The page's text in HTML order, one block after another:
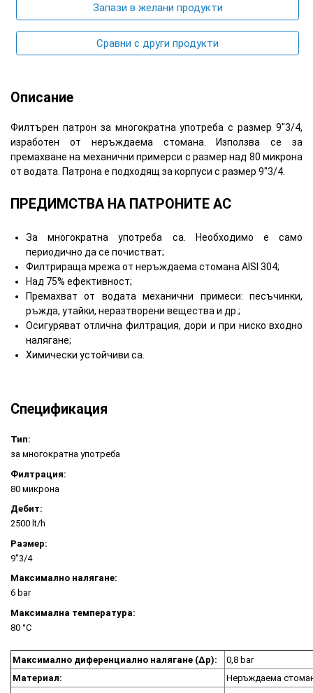
Запази в желани продукти
Сравни с други продукти
Описание
Филтърен патрон за многократна употреба с размер 9"3/4,
изработен от неръждаема стомана. Използва се за
премахване на механични примерси с размер над 80 микрона
от водата. Патрона е подходящ за корпуси с размер 9"3/4.
ПРЕДИМСТВА НА ПАТРОНИТЕ AC
За многократна употреба са. Необходимо е само
периодично да се почистват;
Филтрираща мрежа от неръждаема стомана AISI 304;
Над 75% ефективност;
Премахват от водата механични примеси: песъчинки,
ръжда, утайки, неразтворени вещества и др.;
Осигуряват отлична филтрация, дори и при ниско входно
налягане;
Химически устойчиви са.
Спецификация
Тип:
за многократна употреба
Филтрация:
80 микрона
Дебит:
2500 lt/h
Размер:
9"3/4
Максимално налягане:
6 bar
Максимална температура:
80 °C
Максимално диференциално налягане (Δp):
0,8 bar
Материал:
Неръждаема